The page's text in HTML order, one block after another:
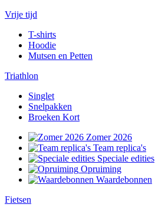
Vrije tijd
T-shirts
Hoodie
Mutsen en Petten
Triathlon
Singlet
Snelpakken
Broeken Kort
Zomer 2026
Team replica's
Speciale edities
Opruiming
Waardebonnen
Fietsen